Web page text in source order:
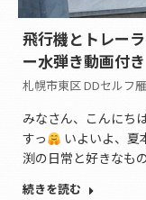
飛行機とトレー
ー水弾き動画付き
札幌市東区 DDセルフ
みなさん、こんにち
すっ
いよいよ、夏
渕の日常と好きなも
続きを読む